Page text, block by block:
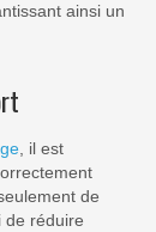
ainsi un
, il est
de
de réduire